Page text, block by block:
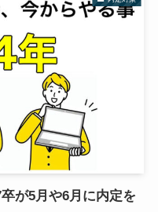
が5月や6月に内定を